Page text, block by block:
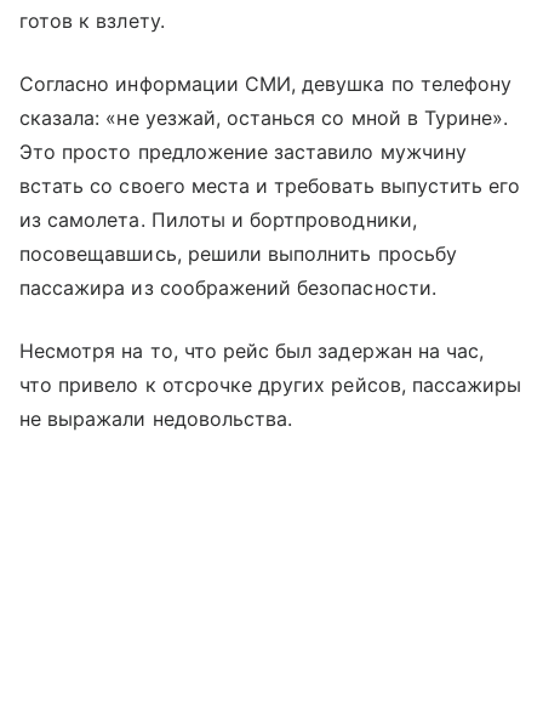
готов к взлету.
Согласно информации СМИ, девушка по телефону
сказала: «не уезжай, останься со мной в Турине».
Это просто предложение заставило мужчину
встать со своего места и требовать выпустить его
из самолета. Пилоты и бортпроводники,
посовещавшись, решили выполнить просьбу
пассажира из соображений безопасности.
Несмотря на то, что рейс был задержан на час,
что привело к отсрочке других рейсов, пассажиры
не выражали недовольства.